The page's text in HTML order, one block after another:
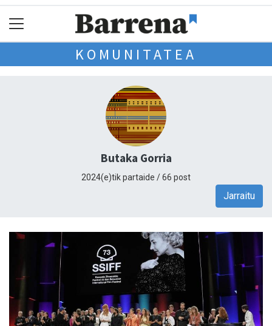
KOMUNITATEA
Butaka Gorria
2024(e)tik partaide / 66 post
Jarraitu